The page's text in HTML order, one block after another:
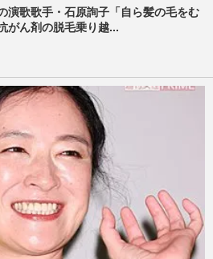
演歌歌手・石原詢子「自ら髪の毛をむ
がん剤の脱毛乗り越...